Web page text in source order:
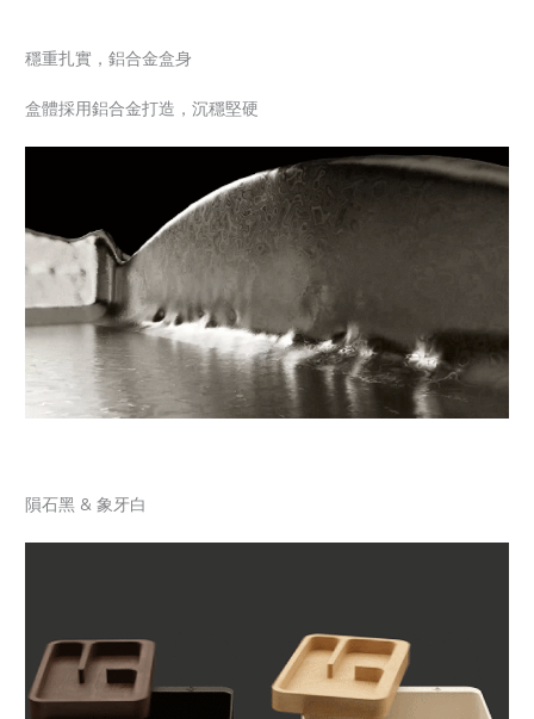
穩重扎實，鋁合金盒身
盒體採用鋁合金打造，沉穩堅硬
隕石黑 & 象牙白